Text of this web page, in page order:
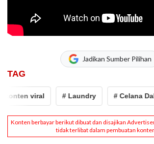
Jadikan Sumber Pilihan
TAG
viral # Laundry # Celana Dalam